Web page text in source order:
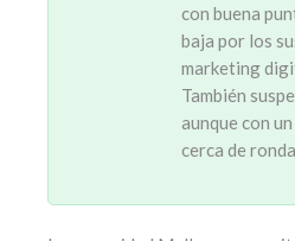
con buena
baja por los
marketing
También
aunque con
cerca de